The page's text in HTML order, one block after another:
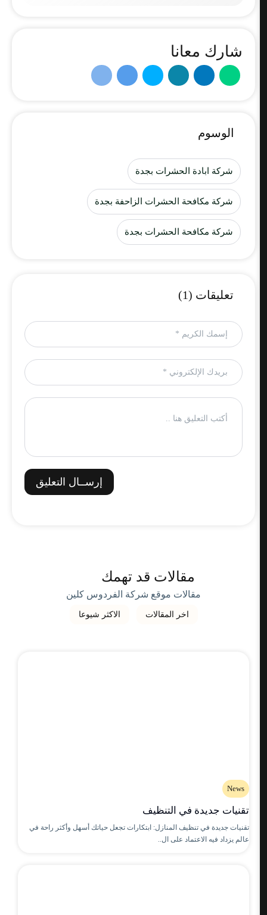
شارك معانا
الوسوم
شركة ابادة الحشرات بجدة
شركة مكافحة الحشرات الزاحفة بجدة
شركة مكافحة الحشرات بجدة
تعليقات (1)
إرســال التعليق
مقالات قد تهمك
مقالات موقع شركة الفردوس كلين
اخر المقالات الاكثر شيوعا
News
تقنيات جديدة في التنظيف
تقنيات جديدة في تنظيف المنازل: ابتكارات تجعل حياتك أسهل وأكثر راحة في
عالم يزداد فيه الاعتماد على ال..